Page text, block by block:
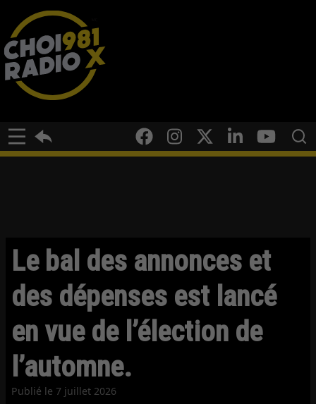
Le bal des annonces et
des dépenses est lancé
en vue de l’élection de
l’automne.
Publié le 7 juillet 2026